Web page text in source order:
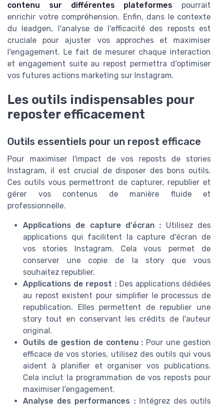
contenu sur différentes plateformes pourrait
enrichir votre compréhension. Enfin, dans le contexte
du leadgen, l'analyse de l'efficacité des reposts est
cruciale pour ajuster vos approches et maximiser
l'engagement. Le fait de mesurer chaque interaction
et engagement suite au repost permettra d'optimiser
vos futures actions marketing sur Instagram.
Les outils indispensables pour
reposter efficacement
Outils essentiels pour un repost efficace
Pour maximiser l'impact de vos reposts de stories
Instagram, il est crucial de disposer des bons outils.
Ces outils vous permettront de capturer, republier et
gérer vos contenus de manière fluide et
professionnelle.
Applications de capture d'écran : Utilisez des
applications qui facilitent la capture d'écran de
vos stories Instagram. Cela vous permet de
conserver une copie de la story que vous
souhaitez republier.
Applications de repost :Des applications dédiées
au repost existent pour simplifier le processus de
republication. Elles permettent de republier une
story tout en conservant les crédits de l'auteur
original.
Outils de gestion de contenu : Pour une gestion
efficace de vos stories, utilisez des outils qui vous
aident à planifier et organiser vos publications.
Cela inclut la programmation de vos reposts pour
maximiser l'engagement.
Analyse des performances :Intégrez des outils